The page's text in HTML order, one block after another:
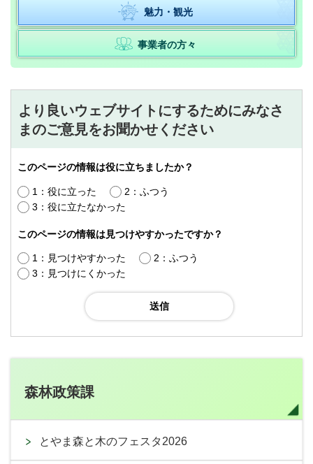
魅力・観光
事業者の方々
より良いウェブサイトにするためにみなさ
まのご意見をお聞かせください
このページの情報は役に立ちましたか？
1：役に立った
2：ふつう
3：役に立たなかった
このページの情報は見つけやすかったですか？
1：見つけやすかった
2：ふつう
3：見つけにくかった
森林政策課
とやま森と木のフェスタ2026